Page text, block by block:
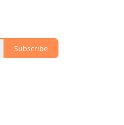
Subscribe